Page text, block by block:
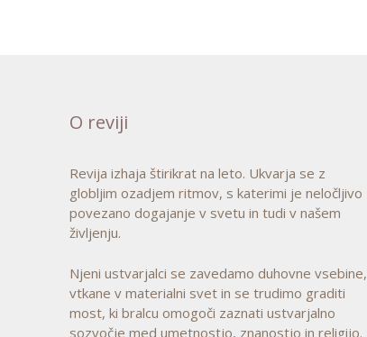
O reviji
Revija izhaja štirikrat na leto. Ukvarja se z
globljim ozadjem ritmov, s katerimi je neločljivo
povezano dogajanje v svetu in tudi v našem
življenju.
Njeni ustvarjalci se zavedamo duhovne vsebine,
vtkane v materialni svet in se trudimo graditi
most, ki bralcu omogoči zaznati ustvarjalno
sozvočje med umetnostjo, znanostjo in religijo.